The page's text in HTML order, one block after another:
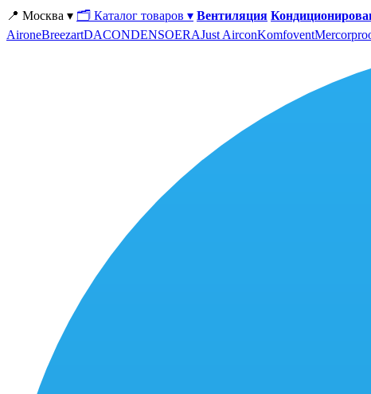
📍 Москва ▾ 🗂 Каталог товаров ▾ Вентиляция
AironeBreezartDACONDENSOERAJust AirconKomfovent